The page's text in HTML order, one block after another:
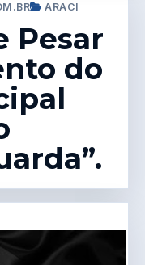
ARACI
Pesar
do